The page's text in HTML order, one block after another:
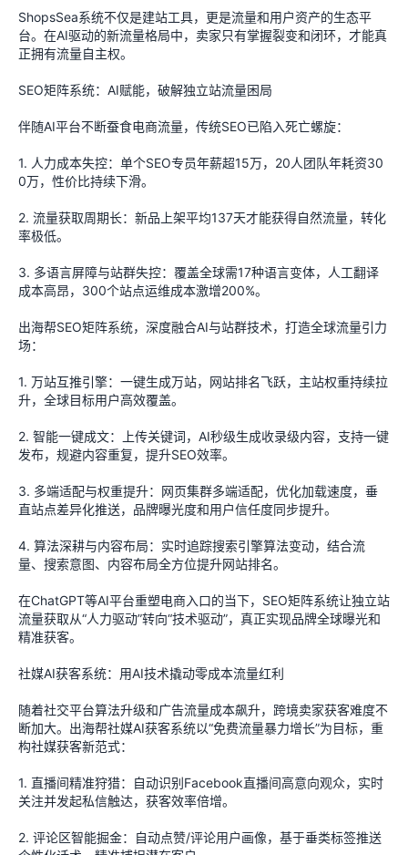
ShopsSea系统不仅是建站工具，更是流量和用户资产的生态平
台。在AI驱动的新流量格局中，卖家只有掌握裂变和闭环，才能真
正拥有流量自主权。
SEO矩阵系统：AI赋能，破解独立站流量困局
伴随AI平台不断蚕食电商流量，传统SEO已陷入死亡螺旋：
1. 人力成本失控：单个SEO专员年薪超15万，20人团队年耗资30
0万，性价比持续下滑。
2. 流量获取周期长：新品上架平均137天才能获得自然流量，转化
率极低。
3. 多语言屏障与站群失控：覆盖全球需17种语言变体，人工翻译
成本高昂，300个站点运维成本激增200%。
出海帮SEO矩阵系统，深度融合AI与站群技术，打造全球流量引力
场：
1. 万站互推引擎：一键生成万站，网站排名飞跃，主站权重持续拉
升，全球目标用户高效覆盖。
2. 智能一键成文：上传关键词，AI秒级生成收录级内容，支持一键
发布，规避内容重复，提升SEO效率。
3. 多端适配与权重提升：网页集群多端适配，优化加载速度，垂
直站点差异化推送，品牌曝光度和用户信任度同步提升。
4. 算法深耕与内容布局：实时追踪搜索引擎算法变动，结合流
量、搜索意图、内容布局全方位提升网站排名。
在ChatGPT等AI平台重塑电商入口的当下，SEO矩阵系统让独立站
流量获取从“人力驱动”转向“技术驱动”，真正实现品牌全球曝光和
精准获客。
社媒AI获客系统：用AI技术撬动零成本流量红利
随着社交平台算法升级和广告流量成本飙升，跨境卖家获客难度不
断加大。出海帮社媒AI获客系统以“免费流量暴力增长”为目标，重
构社媒获客新范式：
1. 直播间精准狩猎：自动识别Facebook直播间高意向观众，实时
关注并发起私信触达，获客效率倍增。
2. 评论区智能掘金：自动点赞/评论用户画像，基于垂类标签推送